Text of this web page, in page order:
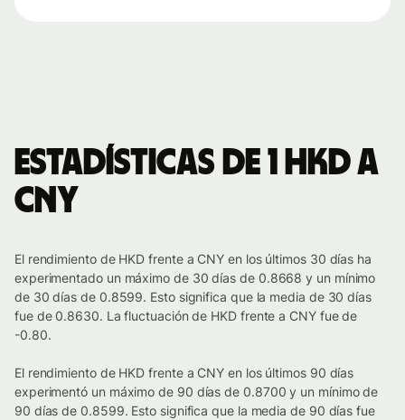
Estadísticas de 1 HKD a
CNY
El rendimiento de HKD frente a CNY en los últimos 30 días ha
experimentado un máximo de 30 días de 0.8668 y un mínimo
de 30 días de 0.8599. Esto significa que la media de 30 días
fue de 0.8630. La fluctuación de HKD frente a CNY fue de
-0.80.
El rendimiento de HKD frente a CNY en los últimos 90 días
experimentó un máximo de 90 días de 0.8700 y un mínimo de
90 días de 0.8599. Esto significa que la media de 90 días fue